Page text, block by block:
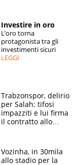
Investire in oro
L’oro torna
protagonista tra gli
investimenti sicuri
LEGGI
Trabzonspor, delirio
per Salah: tifosi
impazziti e lui firma
il contratto allo
Vozinha, in 30mila
allo stadio per la